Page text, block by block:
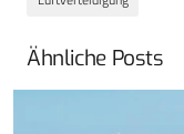
Ähnliche Posts